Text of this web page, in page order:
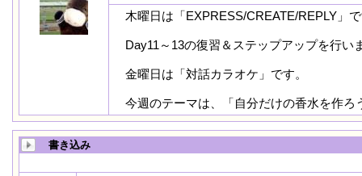
木曜日は「EXPRESS/CREATE/REPLY」
Day11～13の復習＆ステップアップを行い
金曜日は「対話カラオケ」です。
今週のテーマは、「自分だけの香水を作ろ
書き込み